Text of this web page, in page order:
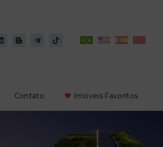
Contato Imóveis Favoritos